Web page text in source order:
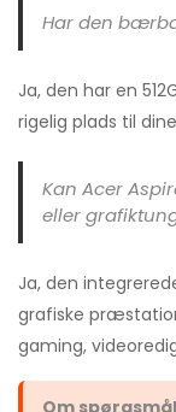
Har den
Ja, den har en
rigelig plads til
Kan Acer
eller
Ja, den
grafiske
gaming,
Om